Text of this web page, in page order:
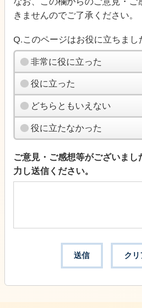
きませんのでご了承ください。
Q.このページはお役に立ちまし
非常に役に立った
役に立った
どちらともいえない
役に立たなかった
ご意見・ご感想等がございまし
力し送信ください。